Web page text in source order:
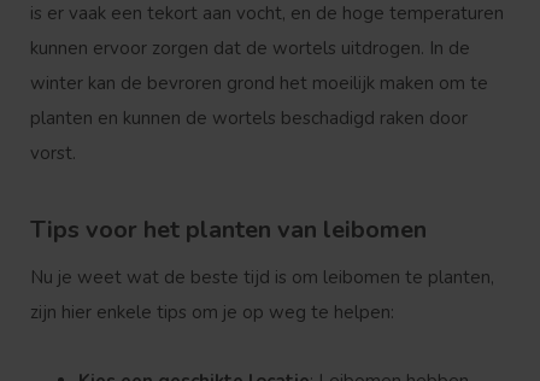
is er vaak een tekort aan vocht, en de hoge temperaturen
kunnen ervoor zorgen dat de wortels uitdrogen. In de
winter kan de bevroren grond het moeilijk maken om te
planten en kunnen de wortels beschadigd raken door
vorst.
Tips voor het planten van leibomen
Nu je weet wat de beste tijd is om leibomen te planten,
zijn hier enkele tips om je op weg te helpen: